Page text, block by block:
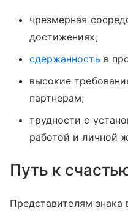
чрезмерная
достижениях;
сдержанность в
высокие
партнерам;
трудности с
работой и личной
Путь к
Представителям знака